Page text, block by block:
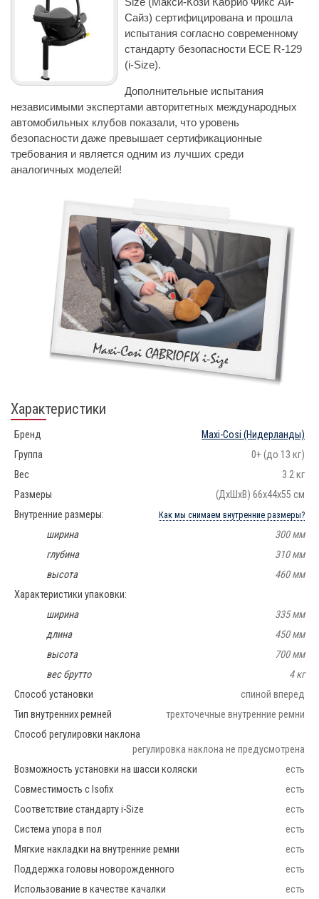
Сайз) сертифицирована и прошла
испытания согласно современному
стандарту безопасности ECE R-129
(i-Size).
Дополнительные испытания
независимыми экспертами авторитетных международных
автомобильных клубов показали, что уровень
безопасности даже превышает сертификационные
требования и является одним из лучших среди
аналогичных моделей!
Характеристики
Бренд Maxi-Cosi (Нидерланды)
Группа
0+ (до 13 кг)
Вес
3.2 кг
Размеры
(ДхШхВ) 66х44х55 см
Внутренние размеры:
Как мы снимаем внутренние размеры?
ширина
300 мм
глубина
310 мм
высота
460 мм
Характеристики упаковки:
ширина
335 мм
длина
450 мм
высота
700 мм
вес брутто
4 кг
Способ установки
спиной вперед
Тип внутренних ремней
трехточечные внутренние ремни
Способ регулировки наклона
регулировка наклона не предусмотрена
Возможность установки на шасси коляски
есть
Совместимость с Isofix
есть
Соответствие стандарту i-Size
есть
Система упора в пол
есть
Мягкие накладки на внутренние ремни
есть
Поддержка головы новорожденного
есть
Использование в качестве качалки
есть